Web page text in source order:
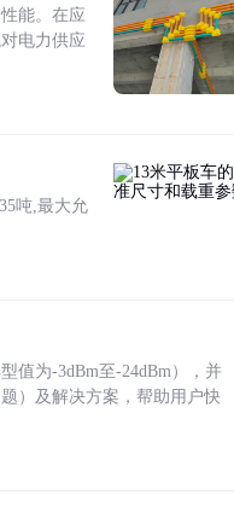
能。在应
电力供应
吨,最大允
值为-3dBm至-24dBm），并
）及解决方案，帮助用户快